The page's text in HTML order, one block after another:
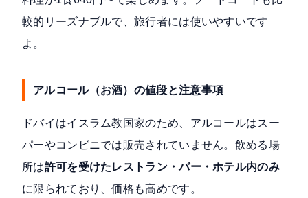
較的リーズナブルで、旅行者には使いやすいです
よ。
アルコール（お酒）の値段と注意事項
ドバイはイスラム教国家のため、アルコールはスー
パーやコンビニでは販売されていません。飲める場
所は許可を受けたレストラン・バー・ホテル内のみ
に限られており、価格も高めです。